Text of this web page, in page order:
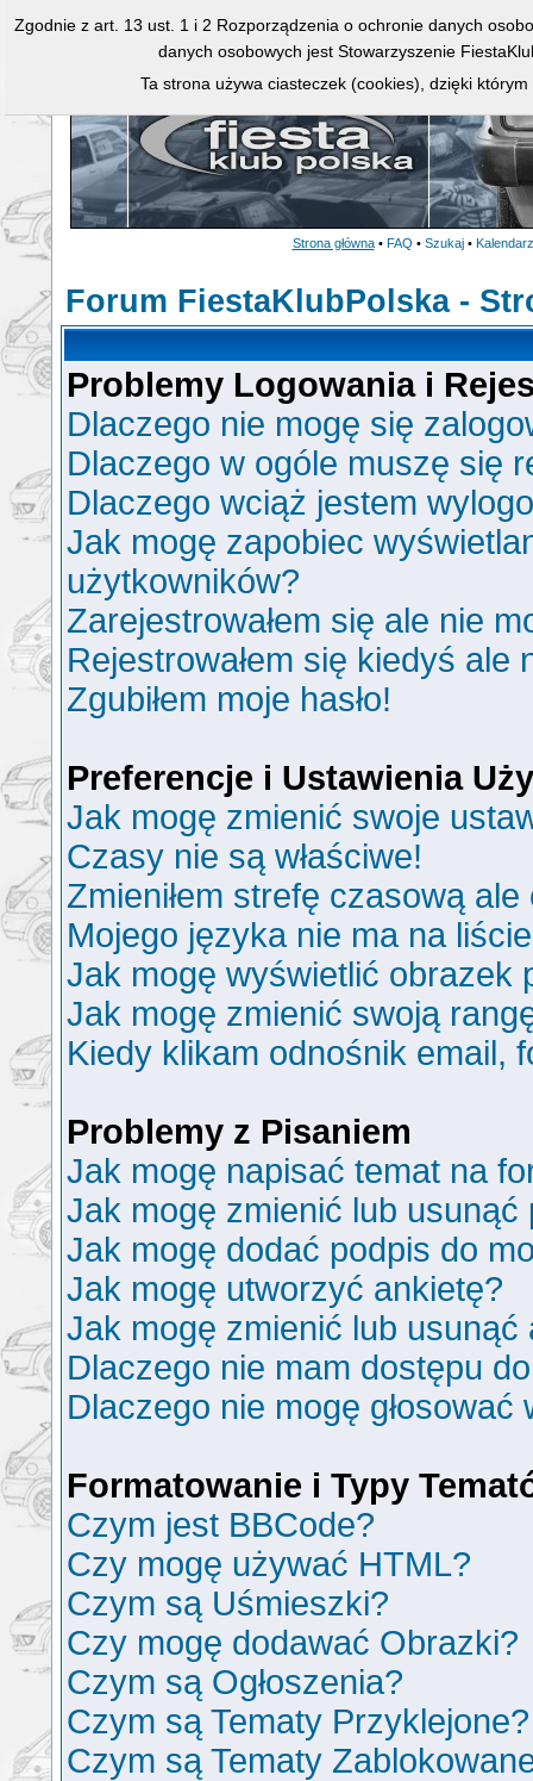
Strona główna • FAQ • Szukaj • Kalendarz
Forum FiestaKlubPolska -
Problemy Logowania i
Dlaczego nie mogę się
Dlaczego w ogóle muszę się
Dlaczego wciąż jestem
Jak mogę zapobiec
użytkowników?
Zarejestrowałem się ale nie
Rejestrowałem się kiedyś ale
Zgubiłem moje hasło!
Preferencje i Ustawienia
Jak mogę zmienić swoje
Czasy nie są właściwe!
Zmieniłem strefę czasową
Mojego języka nie ma na
Jak mogę wyświetlić obrazek
Jak mogę zmienić swoją
Kiedy klikam odnośnik email,
Problemy z Pisaniem
Jak mogę napisać temat na
Jak mogę zmienić lub usunąć
Jak mogę dodać podpis do
Jak mogę utworzyć ankietę?
Jak mogę zmienić lub usunąć
Dlaczego nie mam dostępu
Dlaczego nie mogę głosować
Formatowanie i Typy
Czym jest BBCode?
Czy mogę używać HTML?
Czym są Uśmieszki?
Czy mogę dodawać Obrazki?
Czym są Ogłoszenia?
Czym są Tematy Przyklejone?
Czym są Tematy
Zgodnie z art. 13 ust. 1 i 2 Rozporządzenia o ochronie danych
danych osobowych jest Stowarzyszenie
Ta strona używa ciasteczek (cookies), dzięki